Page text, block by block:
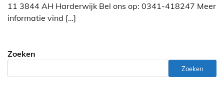
11 3844 AH Harderwijk Bel ons op: 0341-418247 Meer
informatie vind […]
Zoeken
Zoeken